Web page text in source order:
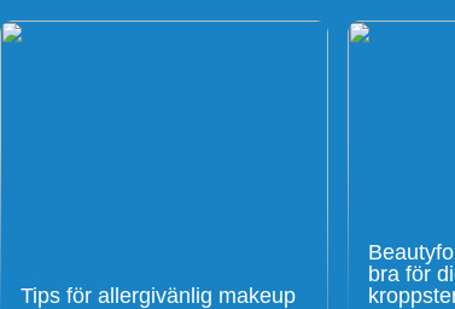
Tips för allergivänlig makeup
bra för